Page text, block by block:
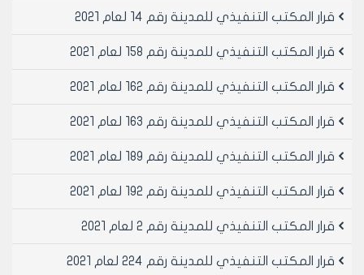
منطقة شمال الحيدرية الصناعية منطقة عقارية تاسعة
2423 لوقوعه تحت خط التوتر
2423 بمساحة 450م2 في منطقة شمال الحيدرية الصناعية
القديم رقم 2 محضر رقم 2423 لوقوعه تحت خط التوتر
تاريخ 21/11/2001م.
مادة 1- الموافقه على تصديق محضر ضبط لجنه توزيع
بعض الحرفيين في منطقة شمال الحيدرية الصناعية وفق
قرار المكتب التنفيذي للمدينة رقم 14 لعام 2021
قرار المكتب التنفيذي للمدينة رقم 158 لعام 2021
قرار المكتب التنفيذي للمدينة رقم 162 لعام 2021
قرار المكتب التنفيذي للمدينة رقم 163 لعام 2021
قرار المكتب التنفيذي للمدينة رقم 189 لعام 2021
قرار المكتب التنفيذي للمدينة رقم 192 لعام 2021
قرار المكتب التنفيذي للمدينة رقم 2 لعام 2021
قرار المكتب التنفيذي للمدينة رقم 224 لعام 2021